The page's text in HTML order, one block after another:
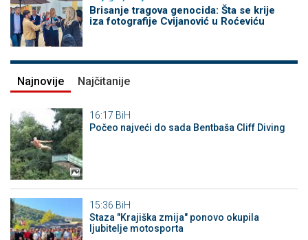
Brisanje tragova genocida: Šta se krije
iza fotografije Cvijanović u Roćeviću
Najnovije Najčitanije
16:17 BiH
Počeo najveći do sada Bentbaša Cliff Diving
15:36 BiH
Staza "Krajiška zmija" ponovo okupila
ljubitelje motosporta